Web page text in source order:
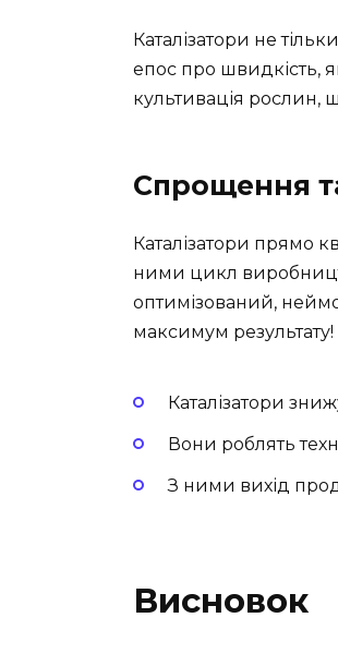
Каталізатори не
епос про швидкість,
культивація рослин,
Спрощення
Каталізатори прямо
ними цикл
оптимізований,
максимум результату!
Каталізатори
Вони роблять
З ними вихід
Висновок